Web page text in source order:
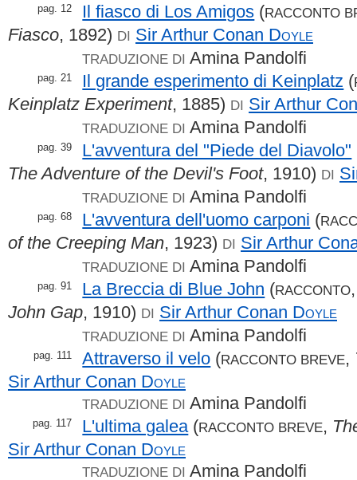
pag. 12 Il fiasco di Los Amigos (RACCONTO
Fiasco, 1892) DI Sir Arthur Conan Doyle
TRADUZIONE DI Amina Pandolfi
pag. 21 Il grande esperimento di Keinplatz (
Keinplatz Experiment, 1885) DI Sir Arthur
TRADUZIONE DI Amina Pandolfi
pag. 39 L'avventura del "Piede del Diavolo"
The Adventure of the Devil's Foot, 1910) DI
TRADUZIONE DI Amina Pandolfi
pag. 68 L'avventura dell'uomo carponi (
of the Creeping Man, 1923) DI Sir Arthur
TRADUZIONE DI Amina Pandolfi
pag. 91 La Breccia di Blue John (RACCONTO
John Gap, 1910) DI Sir Arthur Conan Doyle
TRADUZIONE DI Amina Pandolfi
pag. 111 Attraverso il velo (RACCONTO BREVE,
Sir Arthur Conan Doyle
TRADUZIONE DI Amina Pandolfi
pag. 117 L'ultima galea (RACCONTO BREVE,
Sir Arthur Conan Doyle
TRADUZIONE DI Amina Pandolfi